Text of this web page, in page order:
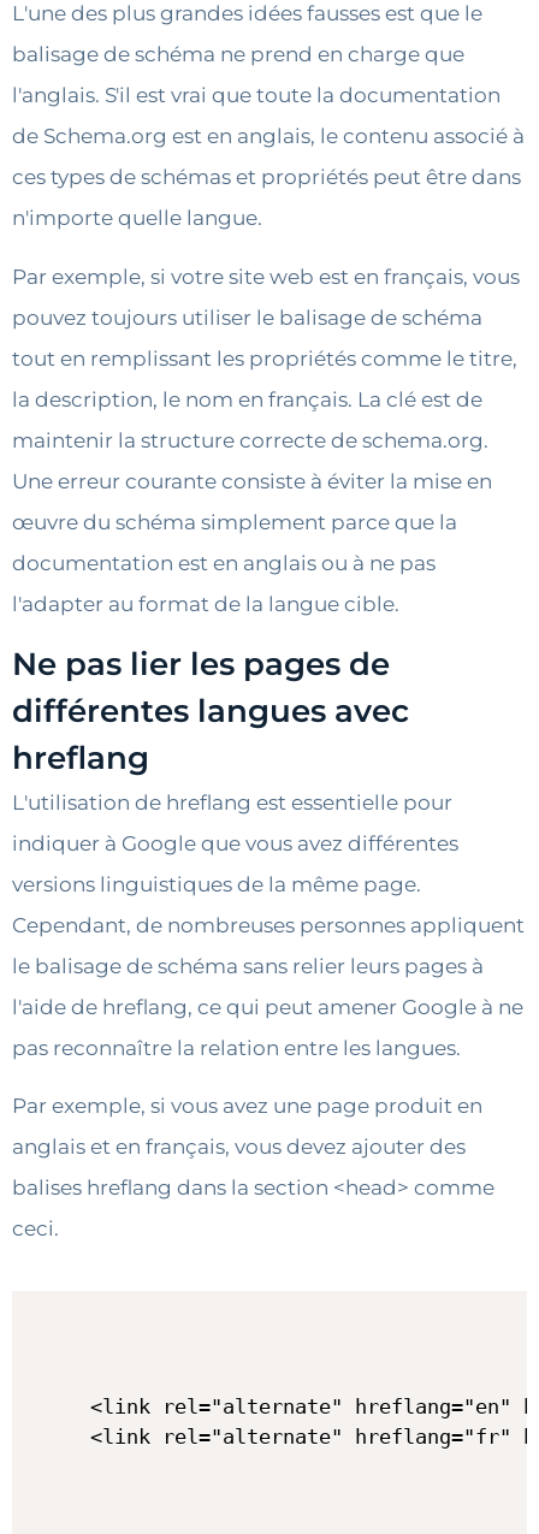
L'une des plus grandes idées fausses est que le
balisage de schéma ne prend en charge que
l'anglais. S'il est vrai que toute la documentation
de Schema.org est en anglais, le contenu associé à
ces types de schémas et propriétés peut être dans
n'importe quelle langue.
Par exemple, si votre site web est en français, vous
pouvez toujours utiliser le balisage de schéma
tout en remplissant les propriétés comme le titre,
la description, le nom en français. La clé est de
maintenir la structure correcte de schema.org.
Une erreur courante consiste à éviter la mise en
œuvre du schéma simplement parce que la
documentation est en anglais ou à ne pas
l'adapter au format de la langue cible.
Ne pas lier les pages de
différentes langues avec
hreflang
L'utilisation de hreflang est essentielle pour
indiquer à Google que vous avez différentes
versions linguistiques de la même page.
Cependant, de nombreuses personnes appliquent
le balisage de schéma sans relier leurs pages à
l'aide de hreflang, ce qui peut amener Google à ne
pas reconnaître la relation entre les langues.
Par exemple, si vous avez une page produit en
anglais et en français, vous devez ajouter des
balises hreflang dans la section <head> comme
ceci.
<link rel="alternate" hreflang="en"
<link rel="alternate" hreflang="fr"